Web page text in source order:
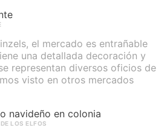
el mercado es entrañable
una detallada decoración y
representan diversos oficios de
visto en otros mercados
LOS ELFOS